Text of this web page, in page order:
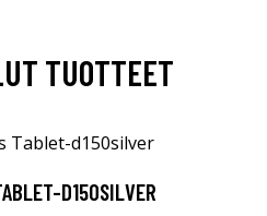
TUOTTEET
D150SILVER